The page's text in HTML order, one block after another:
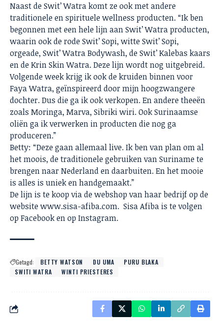
Naast de Swit’ Watra komt ze ook met andere
traditionele en spirituele wellness producten. “Ik ben
begonnen met een hele lijn aan Swit’ Watra producten,
waarin ook de rode Swit’ Sopi, witte Swit’ Sopi,
orgeade, Swit’ Watra Bodywash, de Swit’ Kalebas kaars
en de Krin Skin Watra. Deze lijn wordt nog uitgebreid.
Volgende week krijg ik ook de kruiden binnen voor
Faya Watra, geïnspireerd door mijn hoogzwangere
dochter. Dus die ga ik ook verkopen. En andere theeën
zoals Moringa, Marva, Sibriki wiri. Ook Surinaamse
oliën ga ik verwerken in producten die nog ga
produceren.”
Betty: “Deze gaan allemaal live. Ik ben van plan om al
het moois, de traditionele gebruiken van Suriname te
brengen naar Nederland en daarbuiten. En het mooie
is alles is uniek en handgemaakt.”
De lijn is te koop via de webshop van haar bedrijf op de
websitewww.sisa-afiba.com. Sisa Afiba is te volgen
op Facebooken op Instagram.
Getagd: BETTY WATSON DU UMA
PURU BLAKA
SWITI WATRA
WINTI PRIESTERES